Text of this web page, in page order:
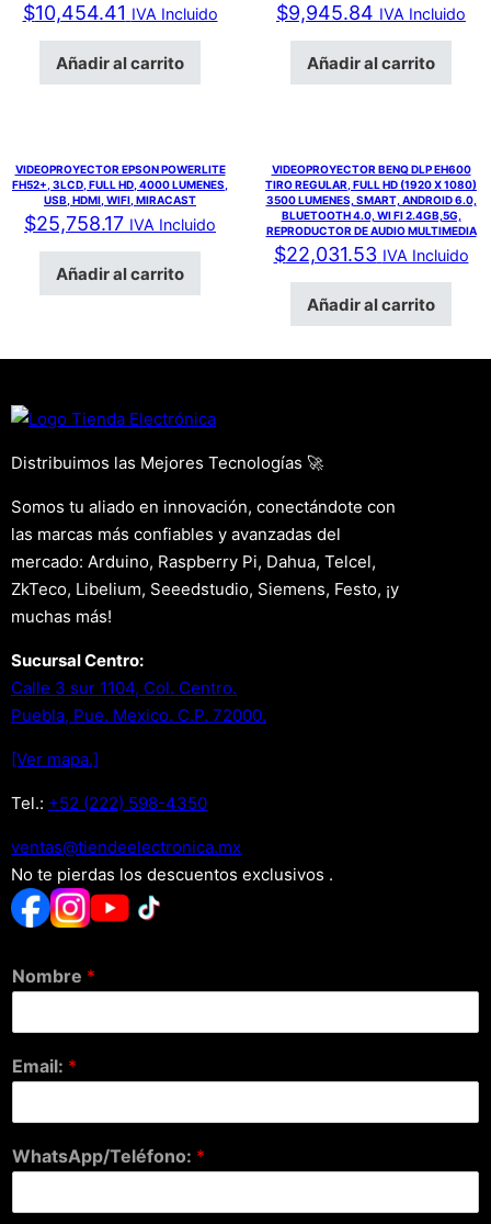
$10,454.41 IVA Incluido
Añadir al carrito
$9,945.84 IVA Incluido
Añadir al carrito
VIDEOPROYECTOR EPSON POWERLITE
FH52+, 3LCD, FULL HD, 4000 LUMENES,
USB, HDMI, WIFI, MIRACAST
$25,758.17 IVA Incluido
Añadir al carrito
VIDEOPROYECTOR BENQ DLP EH600
TIRO REGULAR, FULL HD (1920 X 1080)
3500 LUMENES, SMART, ANDROID 6.0,
BLUETOOTH 4.0, WI FI 2.4GB,5G,
REPRODUCTOR DE AUDIO MULTIMEDIA
$22,031.53 IVA Incluido
Añadir al carrito
Distribuimos las Mejores Tecnologías 🚀
Somos tu aliado en innovación, conectándote con
las marcas más confiables y avanzadas del
mercado: Arduino, Raspberry Pi, Dahua, Telcel,
ZkTeco, Libelium, Seeedstudio, Siemens, Festo, ¡y
muchas más!
Sucursal Centro:
Calle 3 sur 1104, Col. Centro.
Puebla, Pue. Mexico. C.P. 72000.
[Ver mapa.]
Tel.: +52 (222) 598-4350
xm.acinortceleedneit@satnev
No te pierdas los descuentos exclusivos .
Nombre *
Email: *
WhatsApp/Teléfono: *